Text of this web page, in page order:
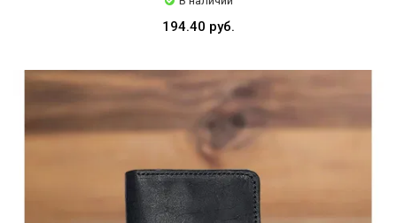
194.40 руб.